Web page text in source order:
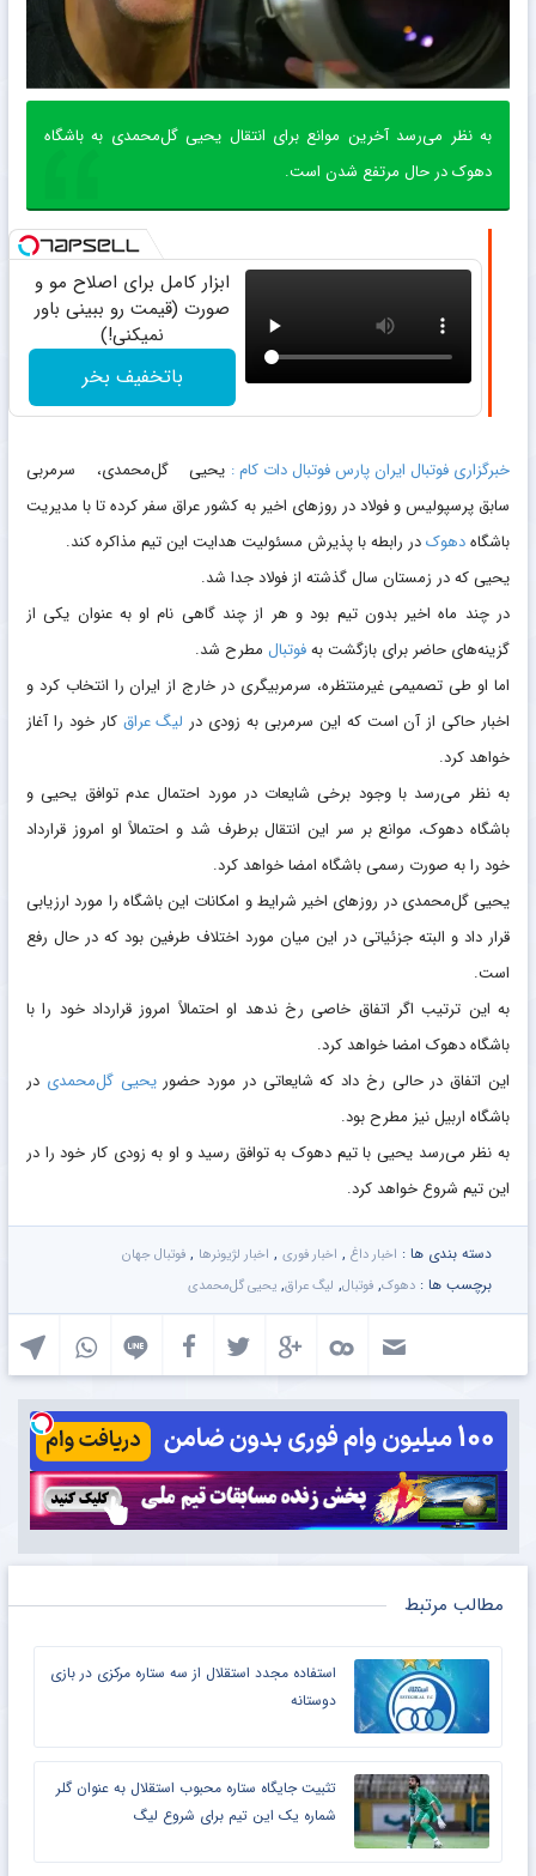
به نظر می‌رسد آخرین موانع برای انتقال یحیی گل‌محمدی به باشگاه
دهوک در حال مرتفع شدن است.
ابزار کامل برای اصلاح مو و
صورت (قیمت رو ببینی باور
نمیکنی!)
باتخفیف بخر
خبرگزاری فوتبال ایران پارس فوتبال دات کام : یحیی گل‌محمدی، سرمربی
سابق پرسپولیس و فولاد در روزهای اخیر به کشور عراق سفر کرده تا با مدیریت
باشگاهدهوکدر رابطه با پذیرش مسئولیت هدایت این تیم مذاکره کند.
یحیی که در زمستان سال گذشته از فولاد جدا شد.
در چند ماه اخیر بدون تیم بود و هر از چند گاهی نام او به عنوان یکی از
گزینه‌های حاضر برای بازگشت بهفوتبال مطرح شد.
اما او طی تصمیمی غیرمنتظره، سرمربیگری در خارج از ایران را انتخاب کرد و
اخبار حاکی از آن است که این سرمربی به زودی در لیگ عراق کار خود را آغاز
خواهد کرد.
به نظر می‌رسد با وجود برخی شایعات در مورد احتمال عدم توافق یحیی و
باشگاه دهوک، موانع بر سر این انتقال برطرف شد و احتمالاً او امروز قرارداد
خود را به صورت رسمی باشگاه امضا خواهد کرد.
یحیی گل‌محمدی در روزهای اخیر شرایط و امکانات این باشگاه را مورد ارزیابی
قرار داد و البته جزئیاتی در این میان مورد اختلاف طرفین بود که در حال رفع
است.
به این ترتیب اگر اتفاق خاصی رخ ندهد او احتمالاً امروز قرارداد خود را با
باشگاه دهوک امضا خواهد کرد.
این اتفاق در حالی رخ داد که شایعاتی در مورد حضوریحیی گل‌محمدی در
باشگاه اربیل نیز مطرح بود.
به نظر می‌رسد یحیی با تیم دهوک به توافق رسید و او به زودی کار خود را در
این تیم شروع خواهد کرد.
دسته بندی ها : اخبار داغ , اخبار فوری , اخبار لژیونرها , فوتبال جهان
برچسب ها : دهوک, فوتبال, لیگ عراق, یحیی گل‌محمدی
مطالب مرتبط
استفاده مجدد استقلال از سه ستاره مرکزی در بازی
دوستانه
تثبیت جایگاه ستاره محبوب استقلال به عنوان گلر
شماره یک این تیم برای شروع لیگ